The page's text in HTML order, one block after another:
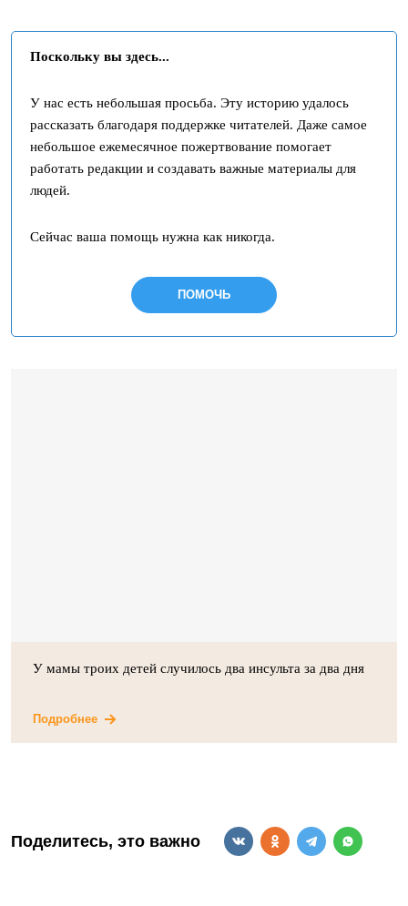
Поскольку вы здесь...
У нас есть небольшая просьба. Эту историю удалось
рассказать благодаря поддержке читателей. Даже самое
небольшое ежемесячное пожертвование помогает
работать редакции и создавать важные материалы для
людей.
Сейчас ваша помощь нужна как никогда.
ПОМОЧЬ
У мамы троих детей случилось два инсульта за два дня
Подробнее
Поделитесь, это важно